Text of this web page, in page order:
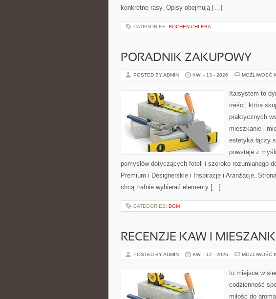
konkretne rasy. Opisy obejmują […]
CATEGORIES: BOCHEN-CHLEBA
PORADNIK ZAKUPOWY
POSTED BY ADMIN KWI - 13 - 2026 MOŻLIWOŚĆ
Italsystem to
treści, która
praktycznych
mieszkanie i
estetyka łączy
powstaje z
pomysłów dotyczących foteli i szeroko rozumianego
Premium i Designerskie i Inspiracje i Aranżacje.
chcą trafnie wybierać elementy […]
CATEGORIES: DOM
RECENZJE KAW I MIESZANKI
POSTED BY ADMIN KWI - 12 - 2026 MOŻLIWOŚĆ
to miejsce w
codzienność
miłość do